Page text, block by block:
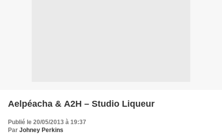
Aelpéacha & A2H – Studio Liqueur
Publié le 20/05/2013 à 19:37
Par Johney Perkins